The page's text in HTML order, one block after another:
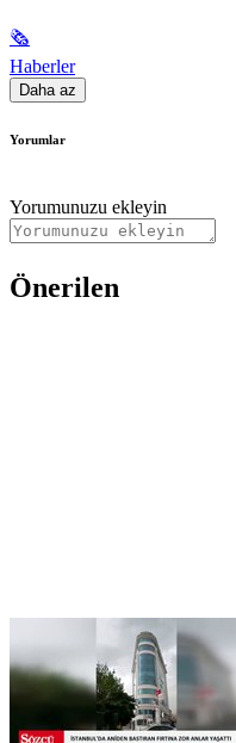
🗞
Haberler
Daha az
Yorumlar
Yorumunuzu ekleyin
Önerilen